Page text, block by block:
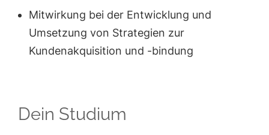
Mitwirkung bei der Entwicklung und
Umsetzung von Strategien zur
Kundenakquisition und -bindung
Dein Studium